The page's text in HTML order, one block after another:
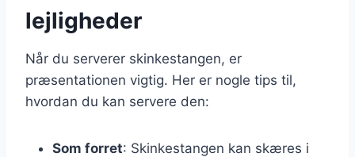
lejligheder
Når du serverer skinkestangen, er
præsentationen vigtig. Her er nogle tips til,
hvordan du kan servere den:
Som forret: Skinkestangen kan skæres i